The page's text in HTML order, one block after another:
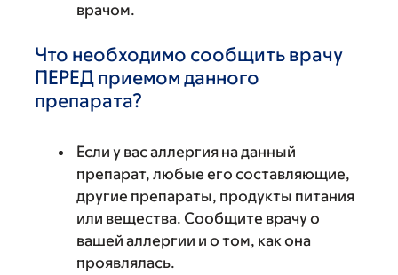
врачом.
Что необходимо сообщить врачу
ПЕРЕД приемом данного
препарата?
Если у вас аллергия на данный
препарат, любые его составляющие,
другие препараты, продукты питания
или вещества. Сообщите врачу о
вашей аллергии и о том, как она
проявлялась.